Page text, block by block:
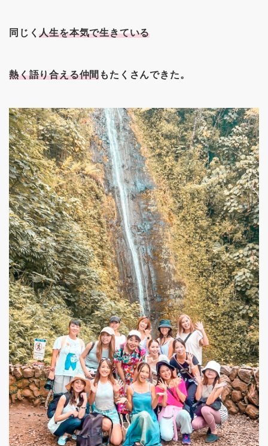
同じく人生を本気で生きている
熱く語り合える仲間もたくさんできた。